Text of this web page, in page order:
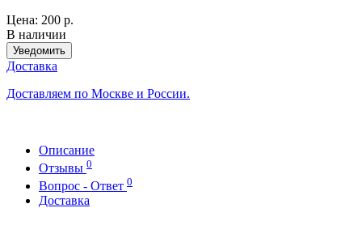
Цена: 200 р.
В наличии
Уведомить
Доставка
Доставляем по Москве и России.
Описание
Отзывы 0
Вопрос - Ответ 0
Доставка